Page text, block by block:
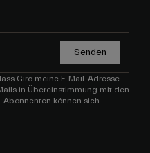
Senden
Giro meine E-Mail-Adresse
in Übereinstimmung mit den
Abonnenten können sich